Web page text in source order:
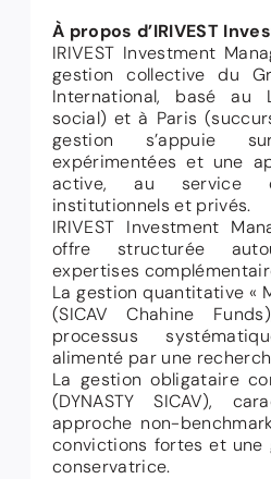
À propos d’IRIVEST
IRIVEST Investment
gestion collective du
International, basé au
social) et à Paris
gestion s’appuie
expérimentées et une
active, au service
institutionnels et privés.
IRIVEST Investment
offre structurée
expertises
La gestion quantitative «
(SICAV Chahine
processus
alimenté par une
La gestion obligataire
(DYNASTY SICAV),
approche non-
convictions fortes et une
conservatrice.